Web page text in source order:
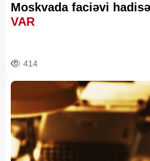
Moskvada faciəvi hadisə
VAR
414